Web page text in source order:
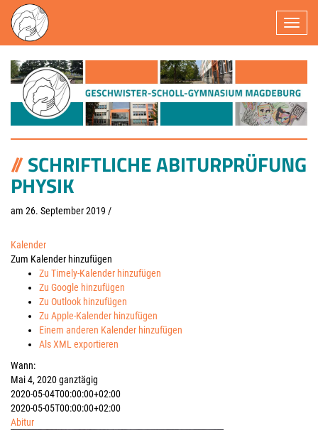
SCHRIFTLICHE ABITURPRÜFUNG
PHYSIK
am 26. September 2019 /
Kalender
Zum Kalender hinzufügen
Zu Timely-Kalender hinzufügen
Zu Google hinzufügen
Zu Outlook hinzufügen
Zu Apple-Kalender hinzufügen
Einem anderen Kalender hinzufügen
Als XML exportieren
Wann:
Mai 4, 2020ganztägig
2020-05-04T00:00:00+02:00
2020-05-05T00:00:00+02:00
Abitur